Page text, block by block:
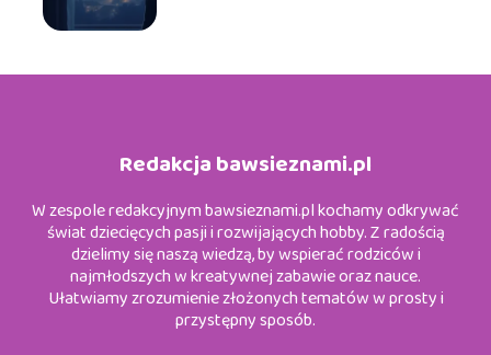
Redakcja bawsieznami.pl
W zespole redakcyjnym bawsieznami.pl kochamy odkrywać
świat dziecięcych pasji i rozwijających hobby. Z radością
dzielimy się naszą wiedzą, by wspierać rodziców i
najmłodszych w kreatywnej zabawie oraz nauce.
Ułatwiamy zrozumienie złożonych tematów w prosty i
przystępny sposób.